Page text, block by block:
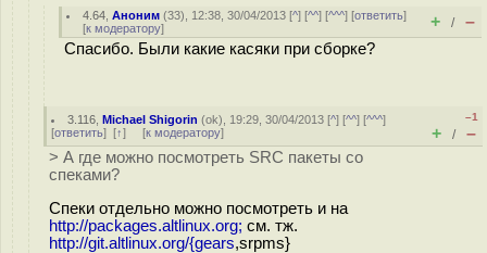
4.64 ,Аноним (33), 12:38, 30/04/2013 [^] [^^] [^^^] [ответить]
[к модератору] + / –
Спасибо. Были какие касяки при сборке?
3.116 ,Michael Shigorin (ok), 19:29, 30/04/2013 [^] [^^] [^^^]
[ответить] [↑] [к модератору]
–1
+ / –
> А где можно посмотреть SRC пакеты со
спеками?
Спеки отдельно можно посмотреть и на
http://packages.altlinux.org; см. тж.
http://git.altlinux.org/{gears,srpms}